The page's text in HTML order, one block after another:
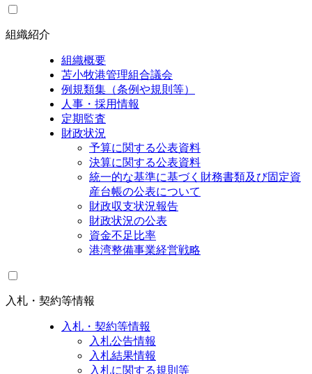
組織紹介
組織概要
苫小牧港管理組合議会
例規類集（条例や規則等）
人事・採用情報
定期監査
財政状況
予算に関する公表資料
決算に関する公表資料
統一的な基準に基づく財務書類及び固定資
産台帳の公表について
財政収支状況報告
財政状況の公表
資金不足比率
港湾整備事業経営戦略
入札・契約等情報
入札・契約等情報
入札公告情報
入札結果情報
入札に関する規則等